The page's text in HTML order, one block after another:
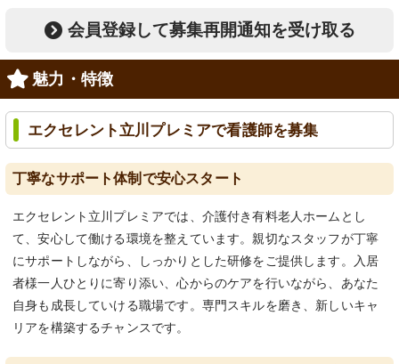
会員登録して募集再開通知を受け取る
魅力・特徴
エクセレント立川プレミアで看護師を募集
丁寧なサポート体制で安心スタート
エクセレント立川プレミアでは、介護付き有料老人ホームとし
て、安心して働ける環境を整えています。親切なスタッフが丁寧
にサポートしながら、しっかりとした研修をご提供します。入居
者様一人ひとりに寄り添い、心からのケアを行いながら、あなた
自身も成長していける職場です。専門スキルを磨き、新しいキャ
リアを構築するチャンスです。